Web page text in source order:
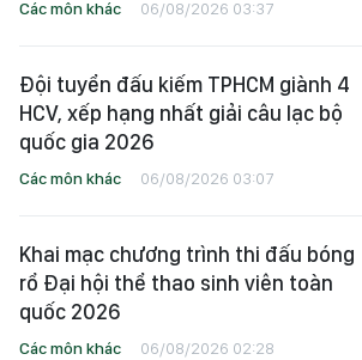
Các môn khác 06/08/2026 03:37
Đội tuyển đấu kiếm TPHCM giành 4
HCV, xếp hạng nhất giải câu lạc bộ
quốc gia 2026
Các môn khác 06/08/2026 03:07
Khai mạc chương trình thi đấu bóng
rổ Đại hội thể thao sinh viên toàn
quốc 2026
Các môn khác 06/08/2026 02:28